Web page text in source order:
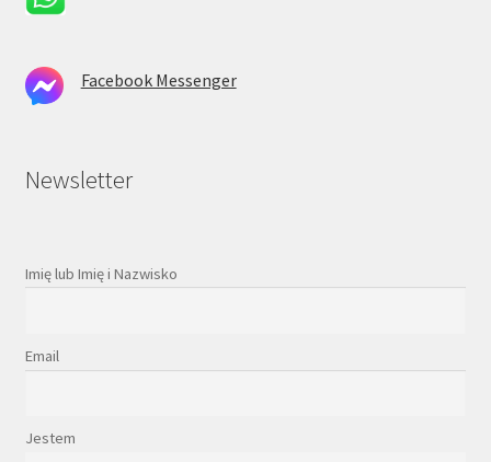
Facebook Messenger
Newsletter
Imię lub Imię i Nazwisko
Email
Jestem